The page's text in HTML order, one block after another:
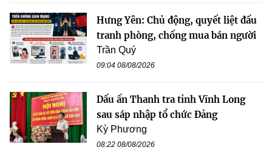
Hưng Yên: Chủ động, quyết liệt đấu
tranh phòng, chống mua bán người
Trần Quý
09:04 08/08/2026
Dấu ấn Thanh tra tỉnh Vĩnh Long
sau sáp nhập tổ chức Đảng
Kỳ Phương
08:22 08/08/2026